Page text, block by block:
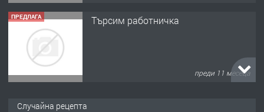
ПРЕДЛАГА
Продава употребявани чисти и
Случайна рецепта